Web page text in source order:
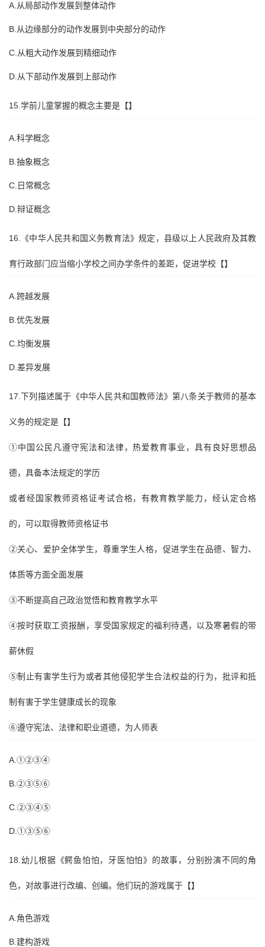
A.从局部动作发展到整体动作
B.从边缘部分的动作发展到中央部分的动作
C.从粗大动作发展到精细动作
D.从下部动作发展到上部动作
15.学前儿童掌握的概念主要是【】
A.科学概念
B.抽象概念
C.日常概念
D.辩证概念
16.《中华人民共和国义务教育法》规定，县级以上人民政府及其教
育行政部门应当缩小学校之间办学条件的差距，促进学校【】
A.跨越发展
B.优先发展
C.均衡发展
D.差异发展
17.下列描述属于《中华人民共和国教师法》第八条关于教师的基本
义务的规定是【】
①中国公民凡遵守宪法和法律，热爱教育事业，具有良好思想品
德，具备本法规定的学历
或者经国家教师资格证考试合格，有教育教学能力，经认定合格
的，可以取得教师资格证书
②关心、爱护全体学生，尊重学生人格，促进学生在品德、智力、
体质等方面全面发展
③不断提高自己政治觉悟和教育教学水平
④按时获取工资报酬，享受国家规定的福利待遇，以及寒暑假的带
薪休假
⑤制止有害学生行为或者其他侵犯学生合法权益的行为，批评和抵
制有害于学生健康成长的现象
⑥遵守宪法、法律和职业道德，为人师表
A.①②③④
B.②③⑤⑥
C.②③④⑤
D.①③⑤⑥
18.幼儿根据《鳄鱼怕怕，牙医怕怕》的故事，分别扮演不同的角
色，对故事进行改编、创编。他们玩的游戏属于【】
A.角色游戏
B.建构游戏